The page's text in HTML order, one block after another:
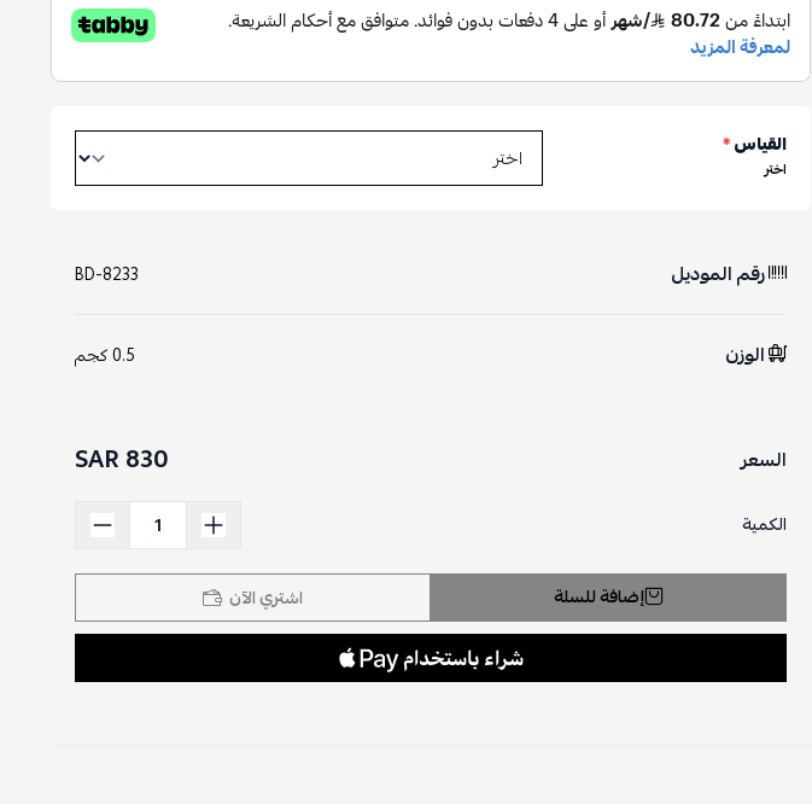
القياس*
اختر
رقم الموديل BD-8233
الوزن 0.5 كجم
السعر 830 SAR
الكمية
إضافة للسلة اشتري الآن